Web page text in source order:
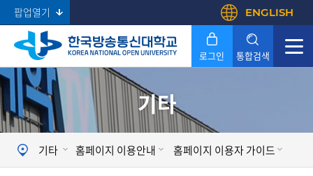
팝업열기 ENGLISH
로그인 통합검색
Search 기타
기타 홈페이지 이용안내 홈페이지 이용자 가이드